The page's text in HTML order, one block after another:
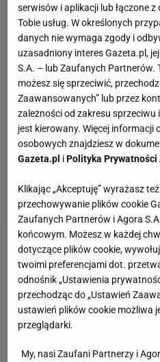
chwilę zaliczy stratę,
zwodem, którym minął
Manchesteru United-
Piłkarz "Czerwonych
właściwie stało. Falk
Oldera Winda, a ten
zawodnikowi
karnego. Zawodnikowi,
jednego z obrońców
serwisów i aplikacji lub łączone
Tobie usług. W określonych
danych nie wymaga zgody i
uzasadniony interes Gazeta.pl,
S.A. – lub Zaufanych Partnerów.
możesz się sprzeciwić,
Zaawansowanych” lub przez
zależności od zakresu
jest kierowany. Więcej informacji
osobowych znajdziesz w
Gazeta.pl iPolityka Prywatności
Klikając „Akceptuję” wyrażasz
przechowywanie plików cookie
Zaufanych Partnerów i Agora
końcowym. Możesz w każdej
dotyczące plików cookie,
twoimi preferencjami dot.
odnośnik „Ustawienia
przechodząc do „Ustawień
ustawień plików cookie możliwa
przeglądarki.
My, nasi Zaufani Partnerzy i